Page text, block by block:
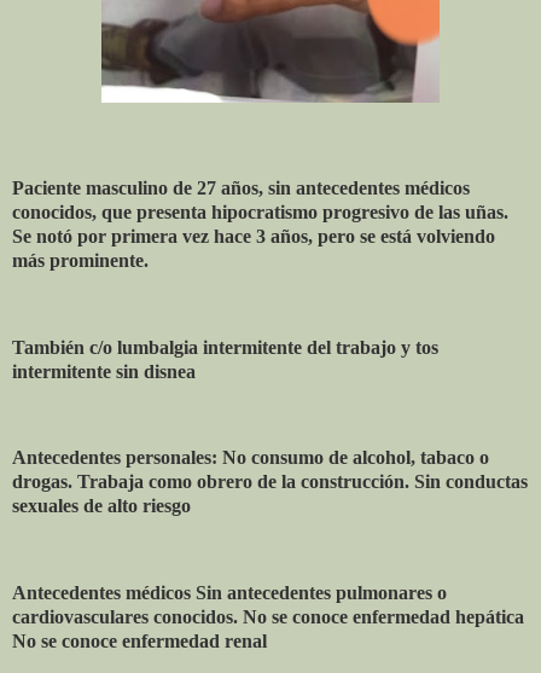
Paciente masculino de 27 años, sin antecedentes médicos
conocidos, que presenta hipocratismo progresivo de las uñas.
Se notó por primera vez hace 3 años, pero se está volviendo
más prominente.
También c/o lumbalgia intermitente del trabajo y tos
intermitente sin disnea
Antecedentes personales: No consumo de alcohol, tabaco o
drogas. Trabaja como obrero de la construcción. Sin conductas
sexuales de alto riesgo
Antecedentes médicos Sin antecedentes pulmonares o
cardiovasculares conocidos. No se conoce enfermedad hepática
No se conoce enfermedad renal